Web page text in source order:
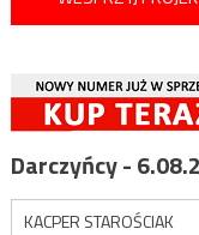
Darczyńcy -
KACPER STAROŚCIAK